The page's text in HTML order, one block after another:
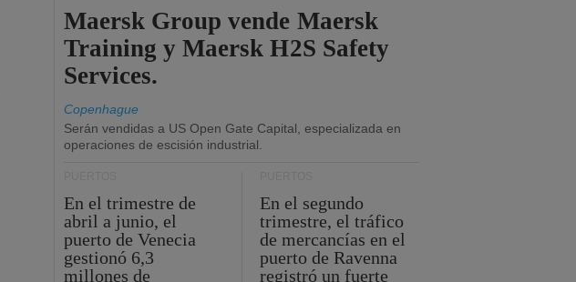
Maersk Group vende Maersk
Training y Maersk H2S Safety
Services.
Copenhague
Serán vendidas a US Open Gate Capital, especializada en
operaciones de escisión industrial.
En el trimestre de
abril a junio, el
puerto de Venecia
gestionó 6,3
millones de
En el segundo
trimestre, el tráfico
de mercancías en el
puerto de Ravenna
registró un fuerte